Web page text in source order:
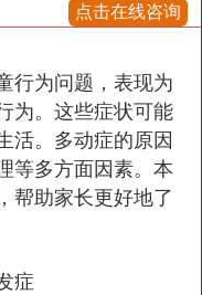
点击在线咨询
为问题，表现为
为。这些症状可能
活。多动症的原因
等多方面因素。本
帮助家长更好地了
症